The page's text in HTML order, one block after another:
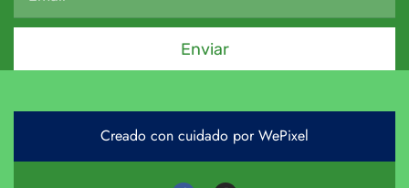
Enviar
Creado con cuidado por WePixel